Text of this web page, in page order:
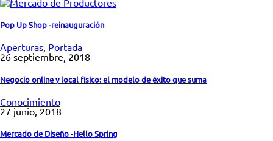
Pop Up Shop -reinauguración
Aperturas, Portada
26 septiembre, 2018
Negocio online y local físico: el modelo de éxito que suma
Conocimiento
27 junio, 2018
Mercado de Diseño -Hello Spring